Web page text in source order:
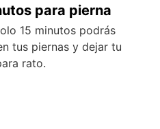
para pierna
15 minutos podrás
tus piernas y dejar tu
rato.